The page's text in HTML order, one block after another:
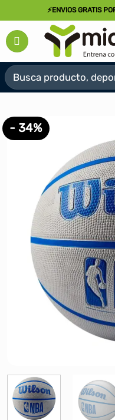
al
contenido
⚡ENVIOS GRATIS
Buscar
por:
- 34%